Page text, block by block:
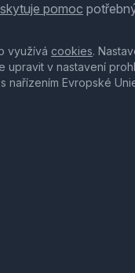
pomoc
využívá cookies.
upravit v nastavení
nařízením Evropské